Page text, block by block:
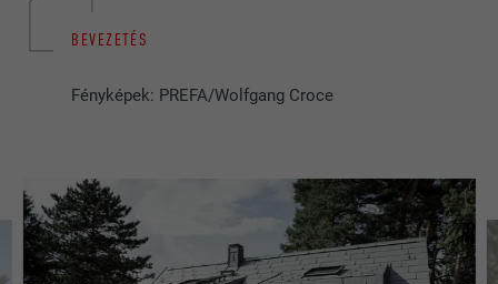
BEVEZETÉS
Fényképek: PREFA/Wolfgang Croce